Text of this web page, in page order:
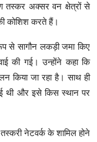
तस्कर अक्सर वन क्षेत्रों से
कोशिश करते हैं।
से सागौन लकड़ी जमा किए
की गई। उन्होंने कहा कि
किया जा रहा है। साथ ही
थी और इसे किस स्थान पर
नेटवर्क के शामिल होने